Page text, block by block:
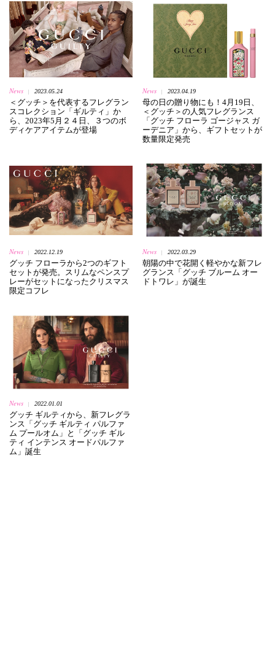
News | 2023.05.24
＜グッチ＞を代表するフレグラン
スコレクション「ギルティ」か
ら、2023年5月２４日、３つのボ
ディケアアイテムが登場
News | 2023.04.19
母の日の贈り物にも！4月19日、
＜グッチ＞の人気フレグランス
「グッチ フローラ ゴージャス ガ
ーデニア」から、ギフトセットが
数量限定発売
News 2022.12.19
グッチ フローラから2つのギフト
セットが発売。スリムなペンスプ
レーがセットになったクリスマス
限定コフレ
News 2022.03.29
朝陽の中で花開く軽やかな新フレ
グランス「グッチ ブルーム オー
ドトワレ」が誕生
News 2022.01.01
グッチ ギルティから、新フレグラ
ンス「グッチ ギルティ パルファ
ム プールオム」と「グッチ ギル
ティ インテンス オードパルファ
ム」誕生